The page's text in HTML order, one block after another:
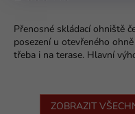
z
5
hvězdiček.
Přenosné skládací ohniště
posezení u otevřeného
třeba i na terase. Hlavní
ZOBRAZIT